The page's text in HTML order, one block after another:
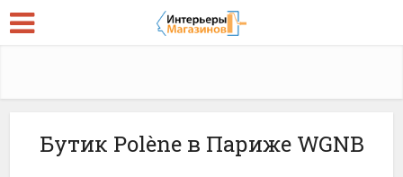
Бутик Polène в Париже WGNB